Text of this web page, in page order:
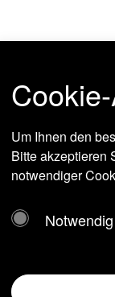
Um Ihnen den
Bitte akzeptieren
notwendiger
Notwendig